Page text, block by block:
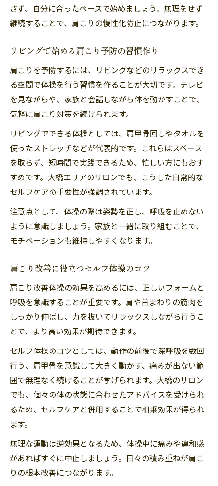
さず、自分に合ったペースで始めましょう。無理をせず
継続することで、肩こりの慢性化防止につながります。
リビングで始める肩こり予防の習慣作り
肩こりを予防するには、リビングなどのリラックスでき
る空間で体操を行う習慣を作ることが大切です。テレビ
を見ながらや、家族と会話しながら体を動かすことで、
気軽に肩こり対策を続けられます。
リビングでできる体操としては、肩甲骨回しやタオルを
使ったストレッチなどが代表的です。これらはスペース
を取らず、短時間で実践できるため、忙しい方にもおす
すめです。大橋エリアのサロンでも、こうした日常的な
セルフケアの重要性が強調されています。
注意点として、体操の際は姿勢を正し、呼吸を止めない
ように意識しましょう。家族と一緒に取り組むことで、
モチベーションも維持しやすくなります。
肩こり改善に役立つセルフ体操のコツ
肩こり改善体操の効果を高めるには、正しいフォームと
呼吸を意識することが重要です。肩や首まわりの筋肉を
しっかり伸ばし、力を抜いてリラックスしながら行うこ
とで、より高い効果が期待できます。
セルフ体操のコツとしては、動作の前後で深呼吸を数回
行う、肩甲骨を意識して大きく動かす、痛みが出ない範
囲で無理なく続けることが挙げられます。大橋のサロン
でも、個々の体の状態に合わせたアドバイスを受けられ
るため、セルフケアと併用することで相乗効果が得られ
ます。
無理な運動は逆効果となるため、体操中に痛みや違和感
があればすぐに中止しましょう。日々の積み重ねが肩こ
りの根本改善につながります。